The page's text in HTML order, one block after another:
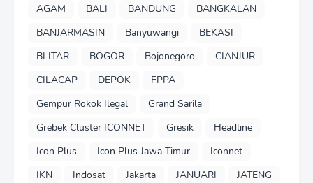
AGAM BALI BANDUNG
BANGKALAN
BANJARMASIN
Banyuwangi
BEKASI
BLITAR
BOGOR Bojonegoro
CIANJUR
CILACAP
DEPOK
FPPA
Gempur Rokok Ilegal
Grand Sarila
Grebek Cluster ICONNET
Gresik
Headline
Icon Plus
Icon Plus Jawa Timur
Iconnet
IKN
Indosat Jakarta JANUARI
JATENG